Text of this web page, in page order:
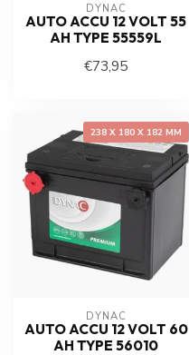
DYNAC
AUTO ACCU 12 VOLT 55
AH TYPE 55559L
€73,95
238 X 180 X 182 MM
DYNAC
AUTO ACCU 12 VOLT 60
AH TYPE 56010